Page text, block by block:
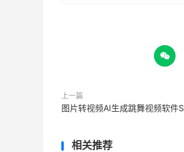

上一篇
图片转视频AI生成跳舞视频软
相关推荐